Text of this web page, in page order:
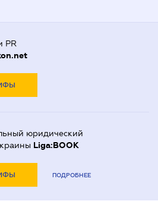
PR
юридический
Liga:BOOK
ПОДРОБНЕЕ